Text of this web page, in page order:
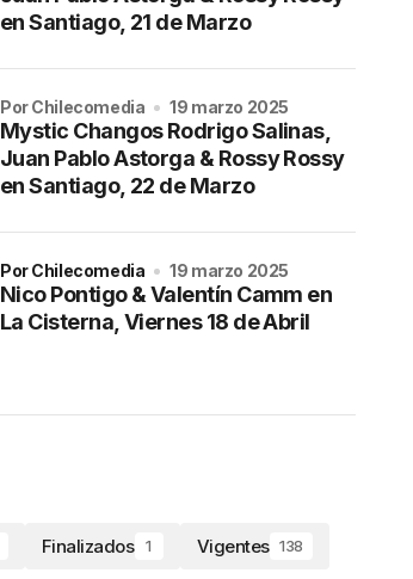
en Santiago, 21 de Marzo
Mystic Changos Rodrigo Salinas,
Juan Pablo Astorga & Rossy Rossy
en Santiago, 22 de Marzo
por Chilecomedia 19 marzo 2025
Nico Pontigo & Valentín Camm en
La Cisterna, Viernes 18 de Abril
por Chilecomedia 19 marzo 2025
Finalizados 1 Vigentes 138